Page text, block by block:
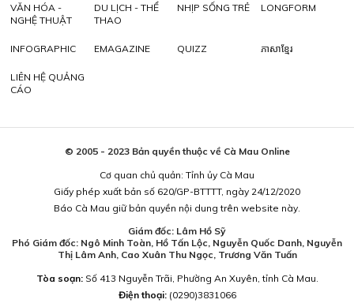
VĂN HÓA -
NGHỆ THUẬT
DU LỊCH - THỂ
THAO
NHỊP SỐNG TRẺ LONGFORM
INFOGRAPHIC EMAGAZINE QUIZZ ភាសាខ្មែរ
LIÊN HỆ QUẢNG
CÁO
© 2005 - 2023 Bản quyền thuộc về Cà Mau Online
Cơ quan chủ quản: Tỉnh ủy Cà Mau
Giấy phép xuất bản số 620/GP-BTTTT, ngày 24/12/2020
Báo Cà Mau giữ bản quyền nội dung trên website này.
Giám đốc: Lâm Hồ Sỹ
Phó Giám đốc: Ngô Minh Toàn, Hồ Tấn Lộc, Nguyễn Quốc Danh, Nguyễn
Thị Lâm Anh, Cao Xuân Thu Ngọc, Trương Văn Tuấn
Tòa soạn:Số 413 Nguyễn Trãi, Phường An Xuyên, tỉnh Cà Mau.
Điện thoại: (0290)3831066